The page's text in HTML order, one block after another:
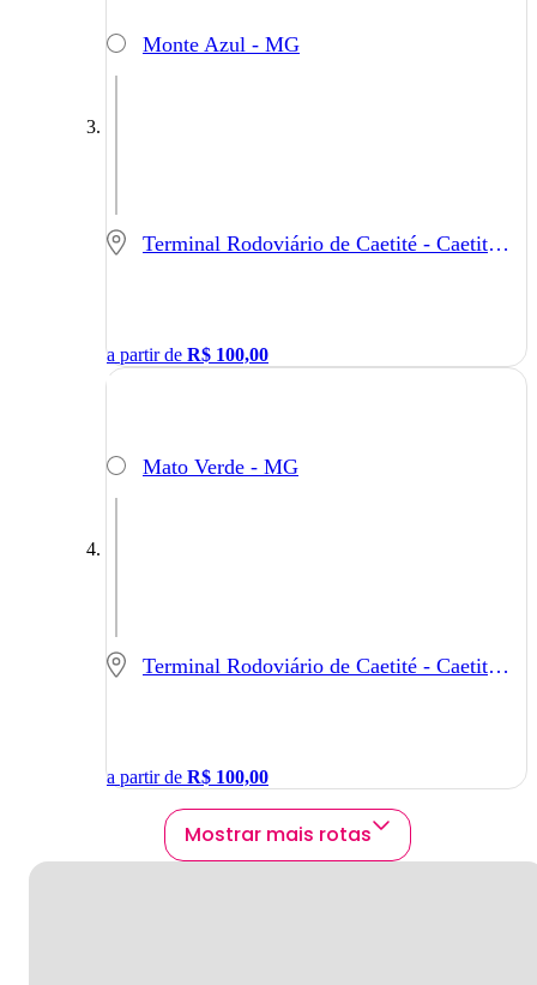
Monte Azul - MG
Terminal Rodoviário de Caetité - Caetité - BA
a partir de R$ 100,00
Mato Verde - MG
Terminal Rodoviário de Caetité - Caetité - BA
a partir de R$ 100,00
Mostrar mais rotas